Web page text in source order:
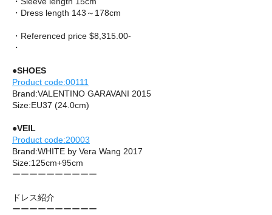
・Dress length 143～178cm
・Referenced price $8,315.00-
・
●SHOES
Product code:00111
Brand:VALENTINO GARAVANI 2015
Size:EU37 (24.0cm)
●VEIL
Product code:20003
Brand:WHITE by Vera Wang 2017
Size:125cm+95cm
ーーーーーーーーーー
ドレス紹介
ーーーーーーーーーー